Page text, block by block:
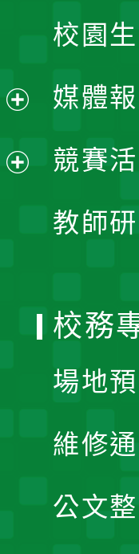
校園
媒體
競賽
教師
開
校務
場地
維修
公文